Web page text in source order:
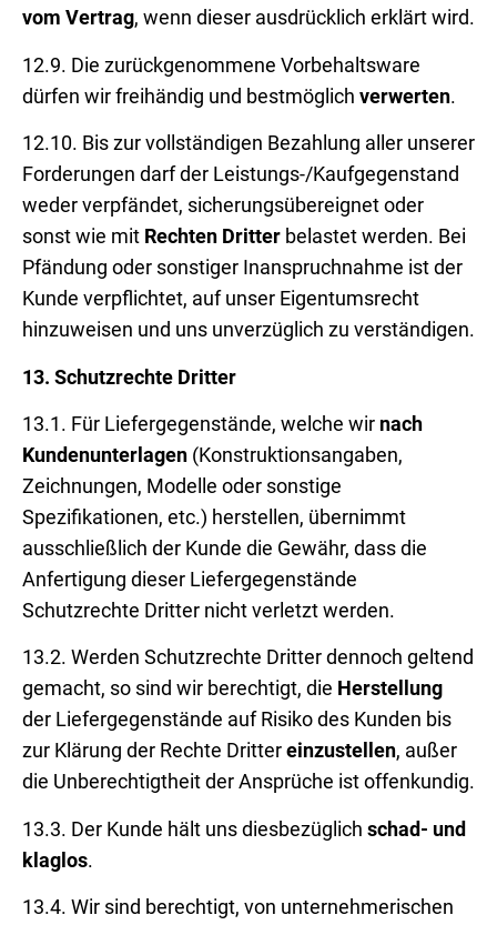
vom Vertrag, wenn dieser ausdrücklich erklärt wird.
12.9. Die zurückgenommene Vorbehaltsware
dürfen wir freihändig und bestmöglich verwerten.
12.10. Bis zur vollständigen Bezahlung aller unserer
Forderungen darf der Leistungs-/Kaufgegenstand
weder verpfändet, sicherungsübereignet oder
sonst wie mit Rechten Dritter belastet werden. Bei
Pfändung oder sonstiger Inanspruchnahme ist der
Kunde verpflichtet, auf unser Eigentumsrecht
hinzuweisen und uns unverzüglich zu verständigen.
13. Schutzrechte Dritter
13.1. Für Liefergegenstände, welche wir nach
Kundenunterlagen (Konstruktionsangaben,
Zeichnungen, Modelle oder sonstige
Spezifikationen, etc.) herstellen, übernimmt
ausschließlich der Kunde die Gewähr, dass die
Anfertigung dieser Liefergegenstände
Schutzrechte Dritter nicht verletzt werden.
13.2. Werden Schutzrechte Dritter dennoch geltend
gemacht, so sind wir berechtigt, die Herstellung
der Liefergegenstände auf Risiko des Kunden bis
zur Klärung der Rechte Dritter einzustellen, außer
die Unberechtigtheit der Ansprüche ist offenkundig.
13.3. Der Kunde hält uns diesbezüglich schad- und
klaglos.
13.4. Wir sind berechtigt, von unternehmerischen